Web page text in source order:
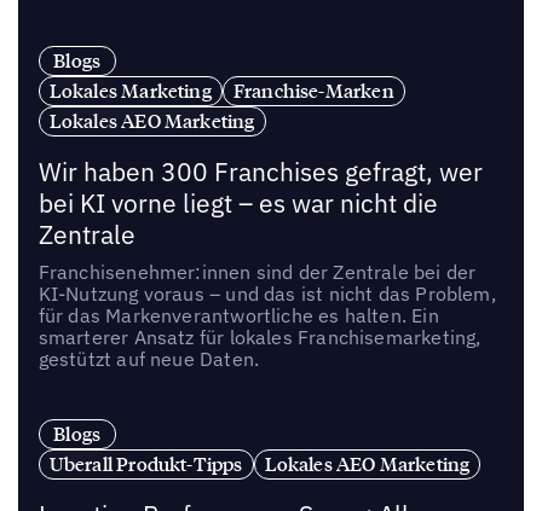
Blogs
Lokales Marketing
Franchise-Marken
Lokales AEO Marketing
Wir haben 300 Franchises gefragt, wer
bei KI vorne liegt – es war nicht die
Zentrale
Franchisenehmer:innen sind der Zentrale bei der
KI-Nutzung voraus – und das ist nicht das Problem,
für das Markenverantwortliche es halten. Ein
smarterer Ansatz für lokales Franchisemarketing,
gestützt auf neue Daten.
Blogs
Uberall Produkt-Tipps
Lokales AEO Marketing